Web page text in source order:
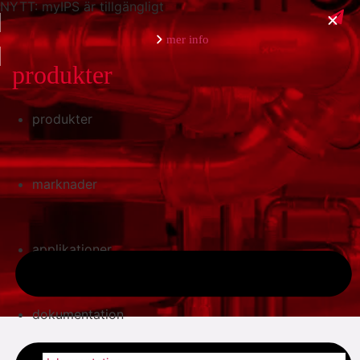
NYTT: myIPS är tillgängligt
mer info
stäng
produkter
marknader
applikationer
dokumentation
produkter